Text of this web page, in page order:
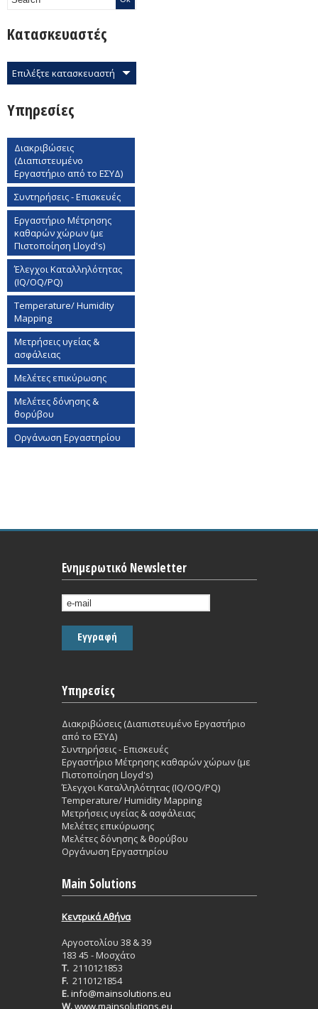
Κατασκευαστές
Επιλέξτε κατασκευαστή
Υπηρεσίες
Διακριβώσεις
(Διαπιστευμένο
Εργαστήριο από το ΕΣΥΔ)
Συντηρήσεις - Επισκευές
Εργαστήριο Mέτρησης
καθαρών χώρων (με
Πιστοποίηση Lloyd's)
Έλεγχοι Καταλληλότητας
(IQ/OQ/PQ)
Temperature/ Humidity
Mapping
Μετρήσεις υγείας &
ασφάλειας
Μελέτες επικύρωσης
Μελέτες δόνησης &
θορύβου
Οργάνωση Εργαστηρίου
Ενημερωτικό Newsletter
Υπηρεσίες
Διακριβώσεις (Διαπιστευμένο Εργαστήριο
από το ΕΣΥΔ)
Συντηρήσεις - Επισκευές
Εργαστήριο Mέτρησης καθαρών χώρων (με
Πιστοποίηση Lloyd's)
Έλεγχοι Καταλληλότητας (IQ/OQ/PQ)
Temperature/ Humidity Mapping
Μετρήσεις υγείας & ασφάλειας
Μελέτες επικύρωσης
Μελέτες δόνησης & θορύβου
Οργάνωση Εργαστηρίου
Main Solutions
Κεντρικά Aθήνα
Aργοστολίου 38 & 39
183 45 - Μοσχάτο
T.2110121853
F.2110121854
E.info@mainsolutions.eu
W.www.mainsolutions.eu